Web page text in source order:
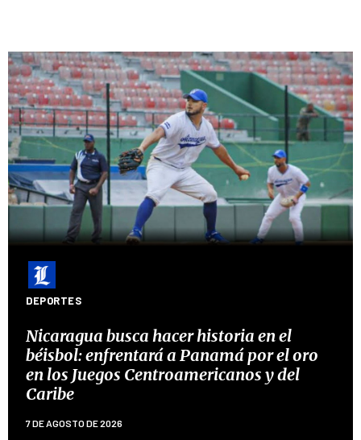
DEPORTES
Nicaragua busca hacer historia en el
béisbol: enfrentará a Panamá por el oro
en los Juegos Centroamericanos y del
Caribe
7 DE AGOSTO DE 2026